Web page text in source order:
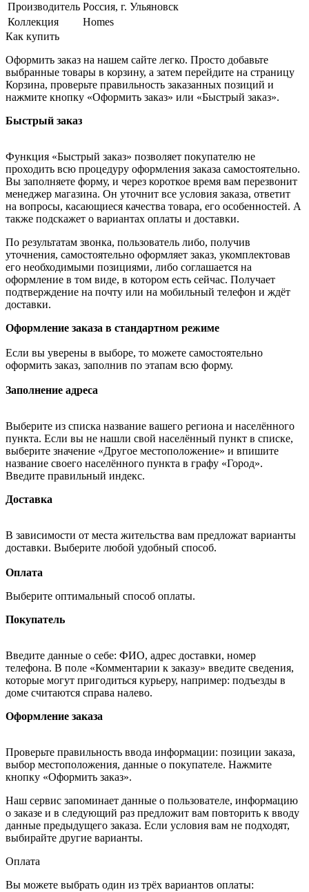
Производитель Россия, г. Ульяновск
Коллекция
Homes
Как купить
Оформить заказ на нашем сайте легко. Просто добавьте
выбранные товары в корзину, а затем перейдите на страницу
Корзина, проверьте правильность заказанных позиций и
нажмите кнопку «Оформить заказ» или «Быстрый заказ».
Быстрый заказ
Функция «Быстрый заказ» позволяет покупателю не
проходить всю процедуру оформления заказа самостоятельно.
Вы заполняете форму, и через короткое время вам перезвонит
менеджер магазина. Он уточнит все условия заказа, ответит
на вопросы, касающиеся качества товара, его особенностей. А
также подскажет о вариантах оплаты и доставки.
По результатам звонка, пользователь либо, получив
уточнения, самостоятельно оформляет заказ, укомплектовав
его необходимыми позициями, либо соглашается на
оформление в том виде, в котором есть сейчас. Получает
подтверждение на почту или на мобильный телефон и ждёт
доставки.
Оформление заказа в стандартном режиме
Если вы уверены в выборе, то можете самостоятельно
оформить заказ, заполнив по этапам всю форму.
Заполнение адреса
Выберите из списка название вашего региона и населённого
пункта. Если вы не нашли свой населённый пункт в списке,
выберите значение «Другое местоположение» и впишите
название своего населённого пункта в графу «Город».
Введите правильный индекс.
Доставка
В зависимости от места жительства вам предложат варианты
доставки. Выберите любой удобный способ.
Оплата
Выберите оптимальный способ оплаты.
Покупатель
Введите данные о себе: ФИО, адрес доставки, номер
телефона. В поле «Комментарии к заказу» введите сведения,
которые могут пригодиться курьеру, например: подъезды в
доме считаются справа налево.
Оформление заказа
Проверьте правильность ввода информации: позиции заказа,
выбор местоположения, данные о покупателе. Нажмите
кнопку «Оформить заказ».
Наш сервис запоминает данные о пользователе, информацию
о заказе и в следующий раз предложит вам повторить к вводу
данные предыдущего заказа. Если условия вам не подходят,
выбирайте другие варианты.
Оплата
Вы можете выбрать один из трёх вариантов оплаты: